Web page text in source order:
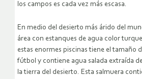
los campos es cada vez más escasa.
En medio del desierto más árido del
área con estanques de agua color
estas enormes piscinas tiene el tamaño
fútbol y contiene agua salada extraída
la tierra del desierto. Esta salmuera